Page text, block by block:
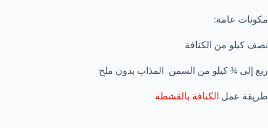
مكونات عامة:
نصف كيلو من الكنافة
ربع إلى ¾ كيلو من السمن المذاب بدون ملح
طريقة عمل الكنافة بالقشطة